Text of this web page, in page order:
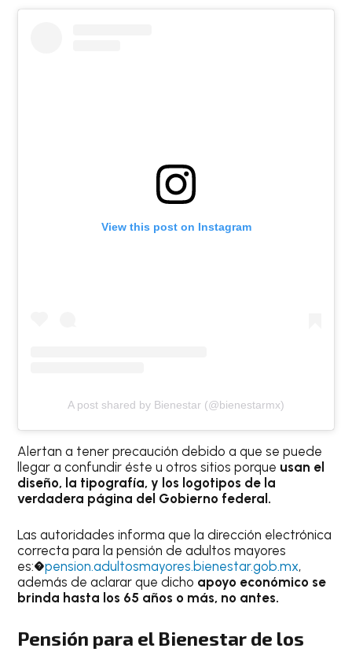
View this post on Instagram
A post shared by Bienestar (@bienestarmx)
Alertan a tener precaución debido a que se puede
llegar a confundir éste u otros sitios porque usan el
diseño, la tipografía, y los logotipos de la
verdadera página del Gobierno federal.
Las autoridades informa que la dirección electrónica
correcta para la pensión de adultos mayores
es:�pension.adultosmayores.bienestar.gob.mx,
además de aclarar que dicho apoyo económico se
brinda hasta los 65 años o más, no antes.
Pensión para el Bienestar de los